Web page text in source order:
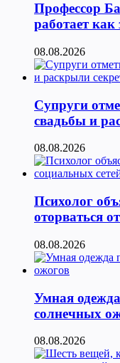
Профессор
работает
08.08.2026
Супруги
свадьбы и
08.08.2026
Психолог
оторваться
08.08.2026
Умная
солнечных
08.08.2026